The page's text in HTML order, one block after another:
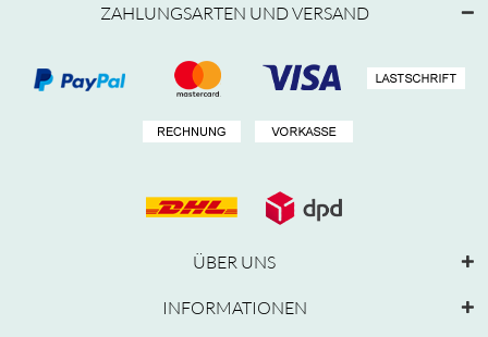
ZAHLUNGSARTEN UND VERSAND
ÜBER UNS
INFORMATIONEN